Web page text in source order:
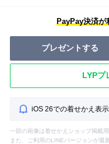
PayPay決済が
プレゼントする
LYPプ
iOS 26での着せかえ表
一部の画像は着せかえショップ掲載
また、ご利用のLINEバージョンが最